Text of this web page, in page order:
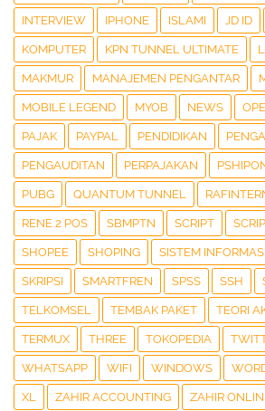
INTERVIEW IPHONE ISLAMI JD ID
KOMPUTER KPN TUNNEL ULTIMATE
MAKMUR MANAJEMEN PENGANTAR
MOBILE LEGEND MYOB NEWS
PAJAK PAYPAL PENDIDIKAN
PENGAUDITAN PERPAJAKAN
PUBG QUANTUM TUNNEL
RENE 2 POS SBMPTN SCRIPT
SHOPEE SHOPING SISTEM
SKRIPSI SMARTFREN SPSS SSH
TELKOMSEL TEMBAK PAKET TEORI
TERMUX THREE TOKOPEDIA
WHATSAPP WIFI WINDOWS
XL ZAHIR ACCOUNTING ZAHIR